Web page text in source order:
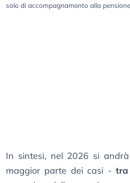
solo di accompagnamento alla pensione
In sintesi, nel 2026 si
maggior parte dei casi -